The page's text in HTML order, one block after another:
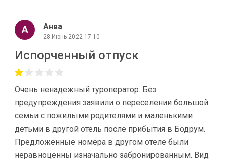
Анва
28 Июнь 2022 17:10
Испорченный отпуск
Очень ненадежный туроператор. Без
предупреждения заявили о переселении большой
семьи с пожилыми родителями и маленькими
детьми в другой отель после прибытия в Бодрум.
Предложенные номера в другом отеле были
неравноценны изначально забронированным. Вид